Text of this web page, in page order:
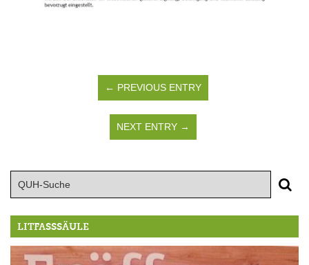
← PREVIOUS ENTRY
NEXT ENTRY →
LITFASSSÄULE